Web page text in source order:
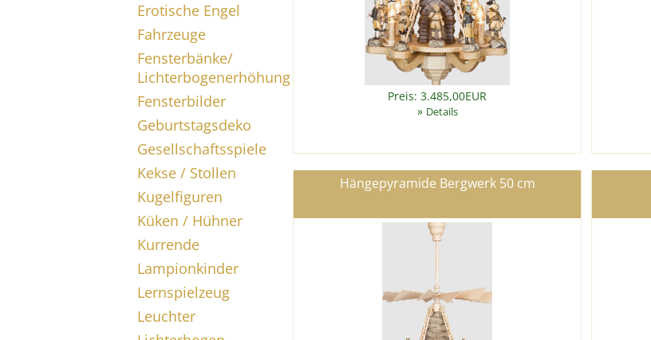
Erotische Engel
Fahrzeuge
Fensterbänke/
Lichterbogenerhöhung
Fensterbilder
Geburtstagsdeko
Gesellschaftsspiele
Kekse / Stollen
Kugelfiguren
Küken / Hühner
Kurrende
Lampionkinder
Lernspielzeug
Leuchter
Preis: 3.485,00EUR
» Details
Hängepyramide Bergwerk 50 cm